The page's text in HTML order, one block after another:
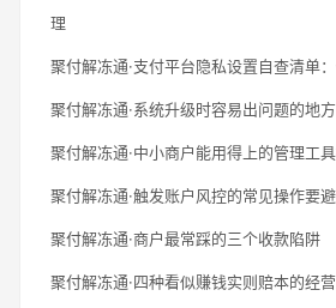
理
聚付解冻通·支付平台隐私设置自查清单
聚付解冻通·系统升级时容易出问题的地方
聚付解冻通·中小商户能用得上的管理工
聚付解冻通·触发账户风控的常见操作要
聚付解冻通·商户最常踩的三个收款陷阱
聚付解冻通·四种看似赚钱实则赔本的经